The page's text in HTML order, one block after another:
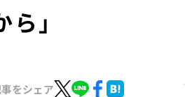
」
をシェア